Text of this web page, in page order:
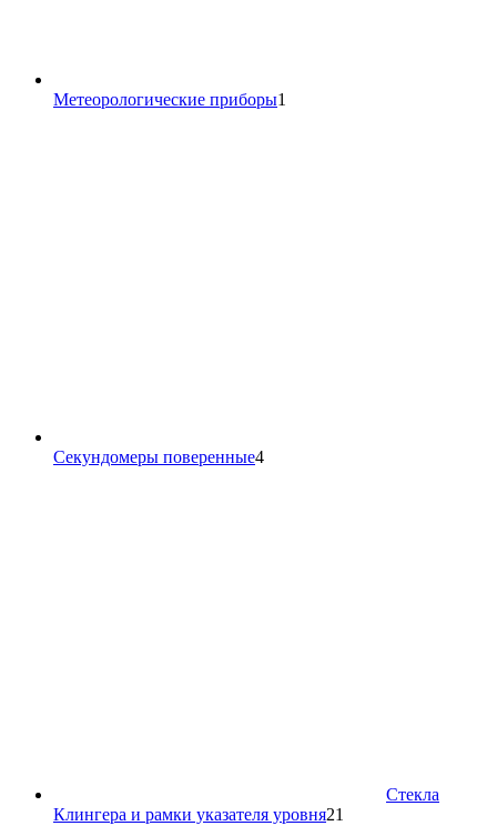
Метеорологические приборы1
Секундомеры поверенные44
Стекла
Клингера и рамки указателя уровня21